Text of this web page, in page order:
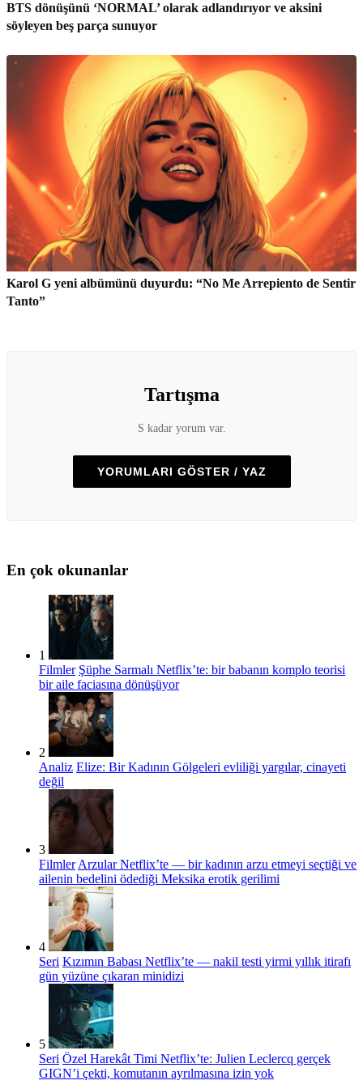
BTS dönüşünü ‘NORMAL’ olarak adlandırıyor ve aksini
söyleyen beş parça sunuyor
Karol G yeni albümünü duyurdu: “No Me Arrepiento de Sentir
Tanto”
Tartışma
S kadar yorum var.
YORUMLARI GÖSTER / YAZ
En çok okunanlar
1
Filmler Şüphe Sarmalı Netflix’te: bir babanın komplo teorisi
bir aile faciasına dönüşüyor
2
Analiz Elize: Bir Kadının Gölgeleri evliliği yargılar, cinayeti
değil
3
Filmler Arzular Netflix’te — bir kadının arzu etmeyi seçtiği ve
ailenin bedelini ödediği Meksika erotik gerilimi
4
Seri Kızımın Babası Netflix’te — nakil testi yirmi yıllık itirafı
gün yüzüne çıkaran minidizi
5
Seri Özel Harekât Timi Netflix’te: Julien Leclercq gerçek
GIGN’i çekti, komutanın ayrılmasına izin yok